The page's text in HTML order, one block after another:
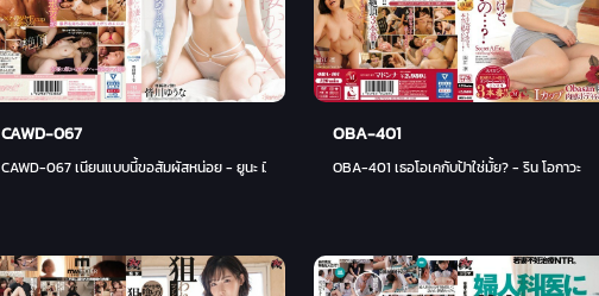
CAWD-067
CAWD-067 เนียนแบบนี้ขอสัมผัสหน่อย - ยูนะ มินากาวะ
OBA-401
OBA-401 เธอโอเคกับป้าใช่มั้ย? - ริน โอกาวะ